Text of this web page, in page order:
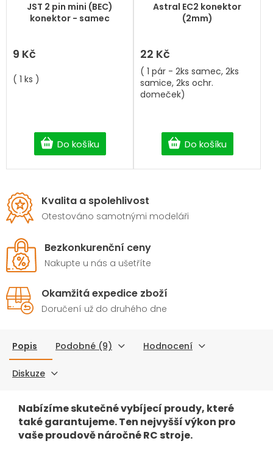
JST 2 pin mini (BEC)
konektor - samec
9 Kč
Do košíku
( 1 ks )
Astral EC2 konektor
(2mm)
22 Kč
Do košíku
( 1 pár - 2ks samec, 2ks
samice, 2ks ochr.
domeček)
Kvalita a spolehlivost
Otestováno samotnými modeláři
Bezkonkurenční ceny
Nakupte u nás a ušetříte
Okamžitá expedice zboží
Doručení už do druhého dne
Popis Podobné (9) Hodnocení
Diskuze
Nabízíme skutečné vybíjecí proudy, které
také garantujeme. Ten nejvyšší výkon pro
vaše proudově náročné RC stroje.